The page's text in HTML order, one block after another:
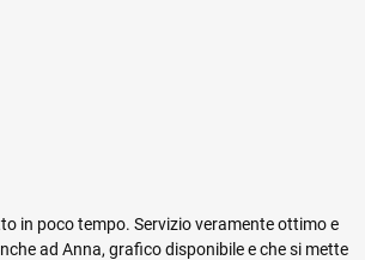
in poco tempo. Servizio veramente ottimo e
ad Anna, grafico disponibile e che si mette